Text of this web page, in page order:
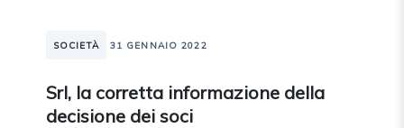
SOCIETÀ 31 GENNAIO 2022
Srl, la corretta informazione della
decisione dei soci